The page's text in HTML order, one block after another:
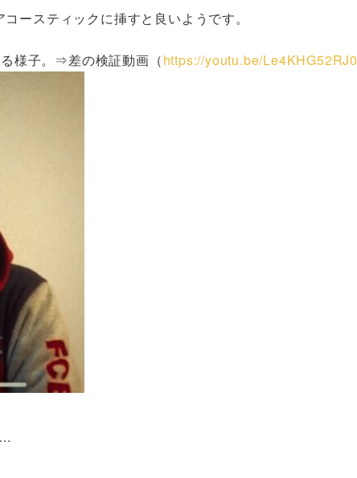
ースティックに挿すと良いようです。
様子。⇒差の検証動画（https://youtu.be/Le4KHG52RJ0